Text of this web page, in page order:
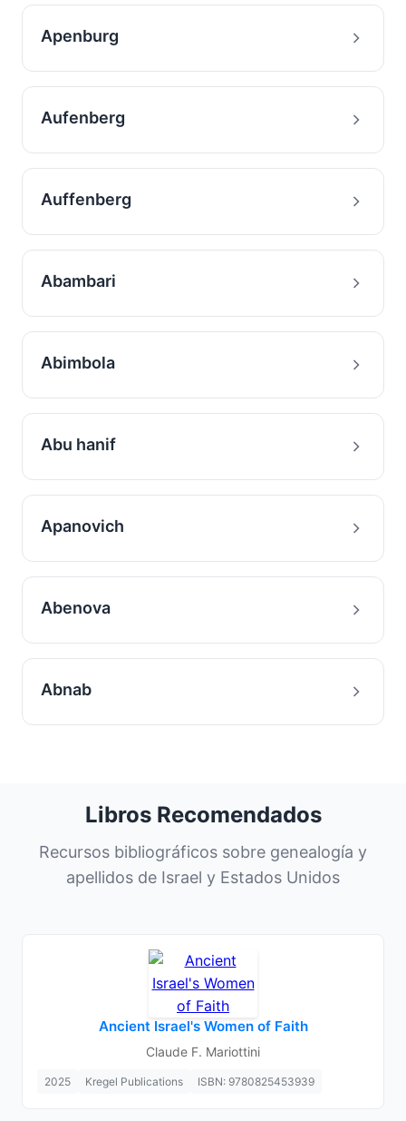
Apenburg
Aufenberg
Auffenberg
Abambari
Abimbola
Abu hanif
Apanovich
Abenova
Abnab
Libros Recomendados
Recursos bibliográficos sobre genealogía y
apellidos de Israel y Estados Unidos
Ancient Israel's Women of Faith
Claude F. Mariottini
2025 Kregel Publications ISBN: 9780825453939